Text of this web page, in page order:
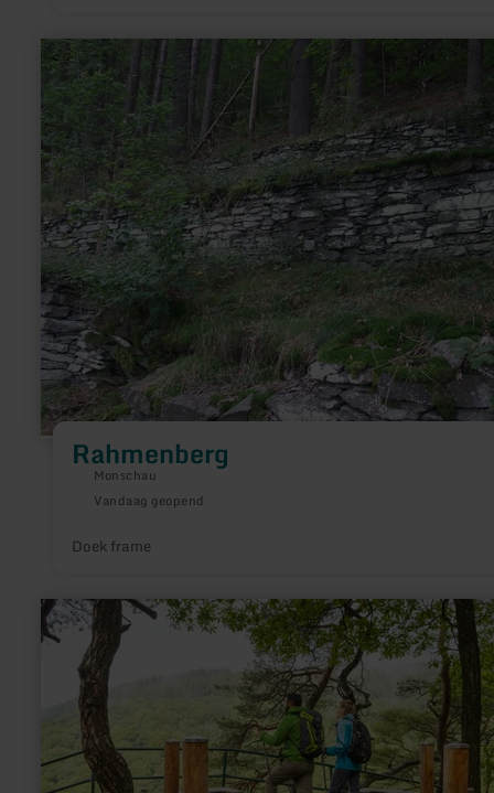
Rahmenberg
Monschau
Vandaag geopend
Doek frame
meer
informatie
over:
Rahmenberg
meer
informatie
over:
Blick
"Perdsley"
Monschau-
Rohren